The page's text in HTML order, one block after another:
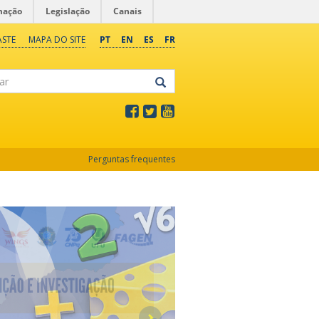
Legislação Canais
PT EN ES FR
MAPA DO SITE
Perguntas frequentes